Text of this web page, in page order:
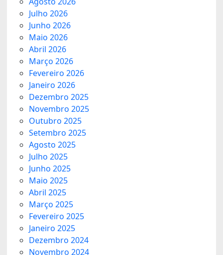
Julho 2026
Junho 2026
Maio 2026
Abril 2026
Março 2026
Fevereiro 2026
Janeiro 2026
Dezembro 2025
Novembro 2025
Outubro 2025
Setembro 2025
Agosto 2025
Julho 2025
Junho 2025
Maio 2025
Abril 2025
Março 2025
Fevereiro 2025
Janeiro 2025
Dezembro 2024
Novembro 2024